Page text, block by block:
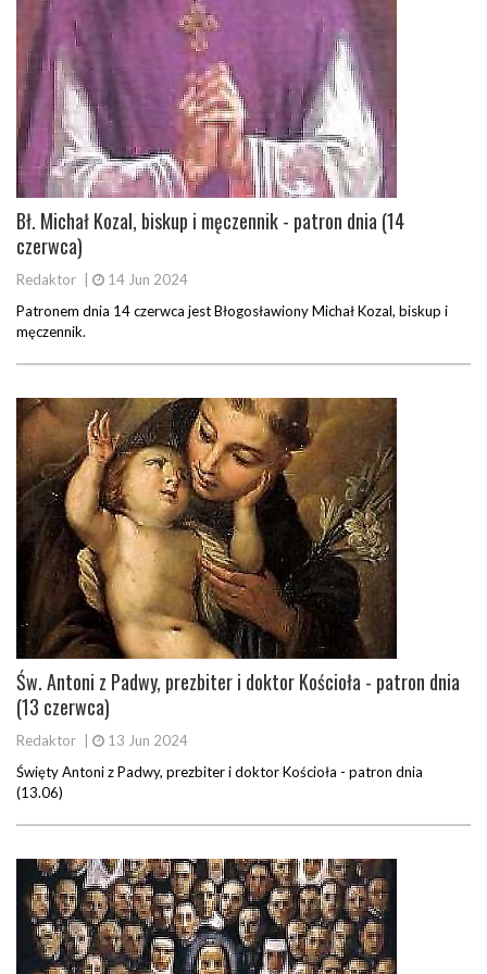
Bł. Michał Kozal, biskup i męczennik - patron dnia (14
czerwca)
Redaktor
14 Jun 2024
Patronem dnia 14 czerwca jest Błogosławiony Michał Kozal, biskup i
męczennik.
Św. Antoni z Padwy, prezbiter i doktor Kościoła - patron dnia
(13 czerwca)
Redaktor
13 Jun 2024
Święty Antoni z Padwy, prezbiter i doktor Kościoła - patron dnia
(13.06)